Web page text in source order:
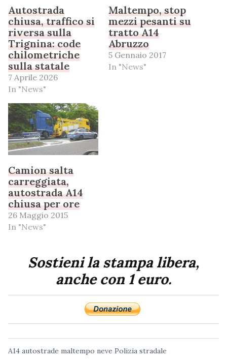
Autostrada
chiusa, traffico si
riversa sulla
Trignina: code
chilometriche
sulla statale
7 Aprile 2026
In "News"
Maltempo, stop
mezzi pesanti su
tratto A14
Abruzzo
5 Gennaio 2017
In "News"
Camion salta
carreggiata,
autostrada A14
chiusa per ore
26 Maggio 2015
In "News"
Sostieni la stampa libera,
anche con 1 euro.
A14 autostrade maltempo neve Polizia stradale